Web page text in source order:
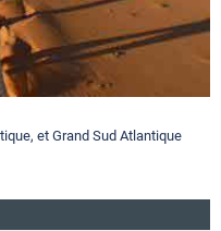
et Grand Sud Atlantique